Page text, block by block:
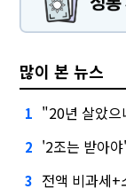
많이 본 뉴스
1 "20년 살았으
2 '2조는 받아
3 전액 비과세+